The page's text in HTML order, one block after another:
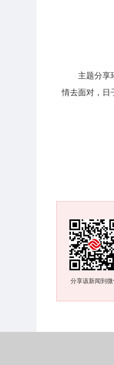
主题分享
情去面对，日
分享该新闻到